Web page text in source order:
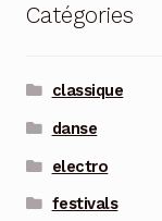
Catégories
classique
danse
electro
festivals